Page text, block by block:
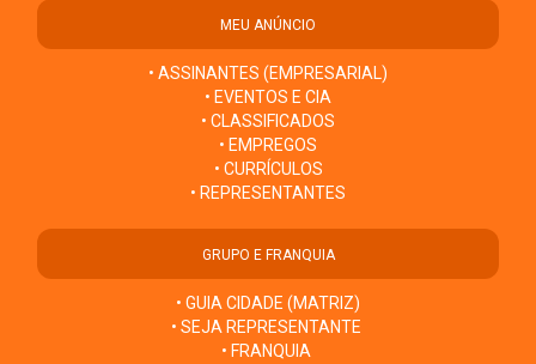
MEU ANÚNCIO
• ASSINANTES (EMPRESARIAL)
• EVENTOS E CIA
• CLASSIFICADOS
• EMPREGOS
• CURRÍCULOS
• REPRESENTANTES
GRUPO E FRANQUIA
• GUIA CIDADE (MATRIZ)
• SEJA REPRESENTANTE
• FRANQUIA